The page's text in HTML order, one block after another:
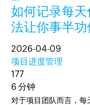
如何记录每
法让你事半功
2026-04-09
项目进度管理
177
6 分钟
对于项目团队而言，